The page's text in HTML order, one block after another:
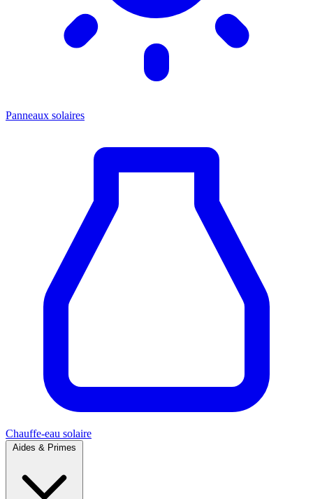
Panneaux solaires
Chauffe-eau solaire